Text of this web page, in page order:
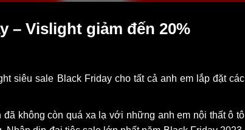
– Vislight giảm đến 20%
siêu sale Black Friday cho tất cả anh em lắp đặt các
không còn quá xa lạ với những anh em nội thất ô tô